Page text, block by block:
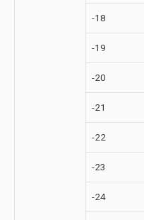
-18
-19
-20
-21
-22
-23
-24